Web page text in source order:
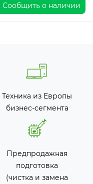
Сообщить о наличии
Техника из Европы
бизнес-сегмента
Предпродажная
подготовка
(чистка и замена